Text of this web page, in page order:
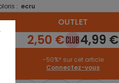
: ecru
OUTLET
2,50 € 4,99 €
-50%* sur cet article
Connectez-vous